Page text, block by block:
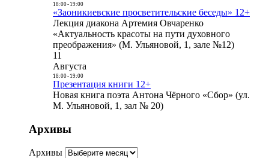
18:00- 19:00
«Заоникиевские просветительские беседы» 12+
Лекция диакона Артемия Овчаренко
«Актуальность красоты на пути духовного
преображения» (М. Ульяновой, 1, зале №12)
11
Августа
18:00- 19:00
Презентация книги 12+
Новая книга поэта Антона Чёрного «Сбор» (ул.
М. Ульяновой, 1, зал № 20)
Архивы
Архивы